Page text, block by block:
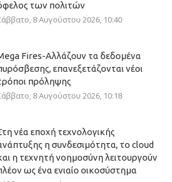
των πολιτών
8 Αυγούστου 2026, 10:40
Fires-Αλλάζουν τα δεδομένα
επανεξετάζονται νέοι
πρόληψης
8 Αυγούστου 2026, 10:18
νέα εποχή τεχνολογικής
η συνδεσιμότητα, το cloud
η τεχνητή νοημοσύνη λειτουργούν
ως ένα ενιαίο οικοσύστημα